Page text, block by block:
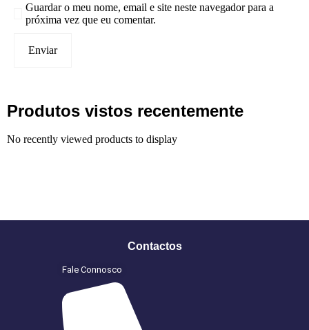
Guardar o meu nome, email e site neste navegador para a
próxima vez que eu comentar.
Produtos vistos recentemente
No recently viewed products to display
Contactos
Fale Connosco